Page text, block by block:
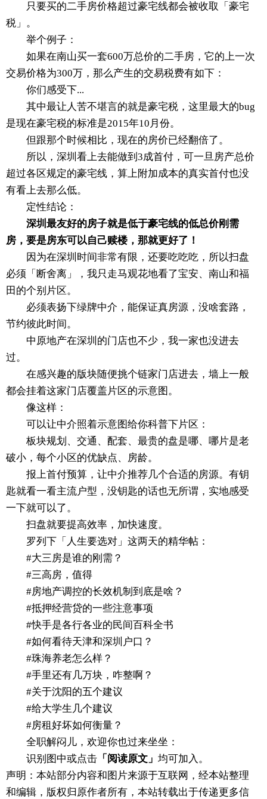
只要买的二手房价格超过豪宅线都会被收取「豪宅
税」。
举个例子：
如果在南山买一套600万总价的二手房，它的上一次
交易价格为300万，那么产生的交易税费有如下：
你们感受下...
其中最让人苦不堪言的就是豪宅税，这里最大的bug
是现在豪宅税的标准是2015年10月份。
但跟那个时候相比，现在的房价已经翻倍了。
所以，深圳看上去能做到3成首付，可一旦房产总价
超过各区规定的豪宅线，算上附加成本的真实首付也没
有看上去那么低。
定性结论：
深圳最友好的房子就是低于豪宅线的低总价刚需
房，要是房东可以自己赎楼，那就更好了！
因为在深圳时间非常有限，还要吃吃吃，所以扫盘
必须「断舍离」，我只走马观花地看了宝安、南山和福
田的个别片区。
必须表扬下绿牌中介，能保证真房源，没啥套路，
节约彼此时间。
中原地产在深圳的门店也不少，我一家也没进去
过。
在感兴趣的版块随便挑个链家门店进去，墙上一般
都会挂着这家门店覆盖片区的示意图。
像这样：
可以让中介照着示意图给你科普下片区：
板块规划、交通、配套、最贵的盘是哪、哪片是老
破小，每个小区的优缺点、房龄。
报上首付预算，让中介推荐几个合适的房源。有钥
匙就看一看主流户型，没钥匙的话也无所谓，实地感受
一下就可以了。
扫盘就要提高效率，加快速度。
罗列下「人生要选对」这两天的精华帖：
#大三房是谁的刚需？
#三高房，值得
#房地产调控的长效机制到底是啥？
#抵押经营贷的一些注意事项
#快手是各行各业的民间百科全书
#如何看待天津和深圳户口？
#珠海养老怎么样？
#手里还有几万块，咋整啊？
#关于沈阳的五个建议
#给大学生几个建议
#房租好坏如何衡量？
全职解闷儿，欢迎你也过来坐坐：
识别图中或点击 「阅读原文」 均可加入。
声明：本站部分内容和图片来源于互联网，经本站整理
和编辑，版权归原作者所有，本站转载出于传递更多信